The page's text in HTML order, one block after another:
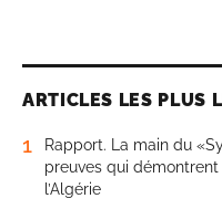
ARTICLES LES PLUS
1
Rapport. La main du
preuves qui
l’Algérie